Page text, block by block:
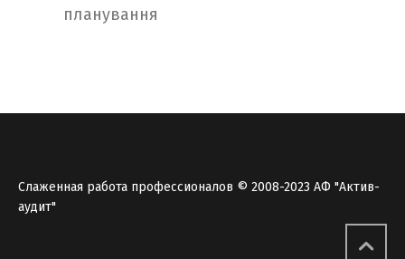
планування
Слаженная работа профессионалов © 2008-2023 АФ "Актив-
аудит"